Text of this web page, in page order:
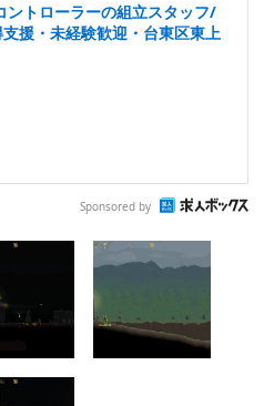
ントローラーの組立スタッフ/
援・未経験歓迎・台東区東上
Sponsored by